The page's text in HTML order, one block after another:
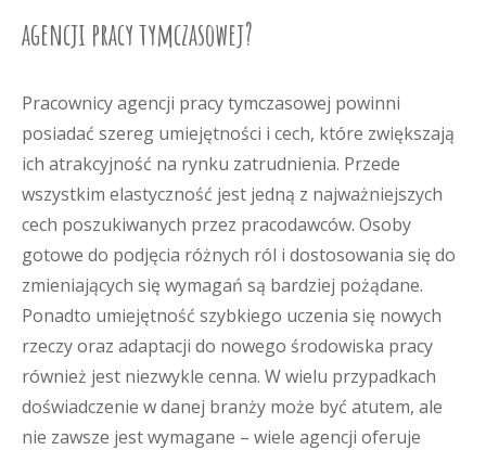
agencji pracy tymczasowej?
Pracownicy agencji pracy tymczasowej powinni
posiadać szereg umiejętności i cech, które zwiększają
ich atrakcyjność na rynku zatrudnienia. Przede
wszystkim elastyczność jest jedną z najważniejszych
cech poszukiwanych przez pracodawców. Osoby
gotowe do podjęcia różnych ról i dostosowania się do
zmieniających się wymagań są bardziej pożądane.
Ponadto umiejętność szybkiego uczenia się nowych
rzeczy oraz adaptacji do nowego środowiska pracy
również jest niezwykle cenna. W wielu przypadkach
doświadczenie w danej branży może być atutem, ale
nie zawsze jest wymagane – wiele agencji oferuje